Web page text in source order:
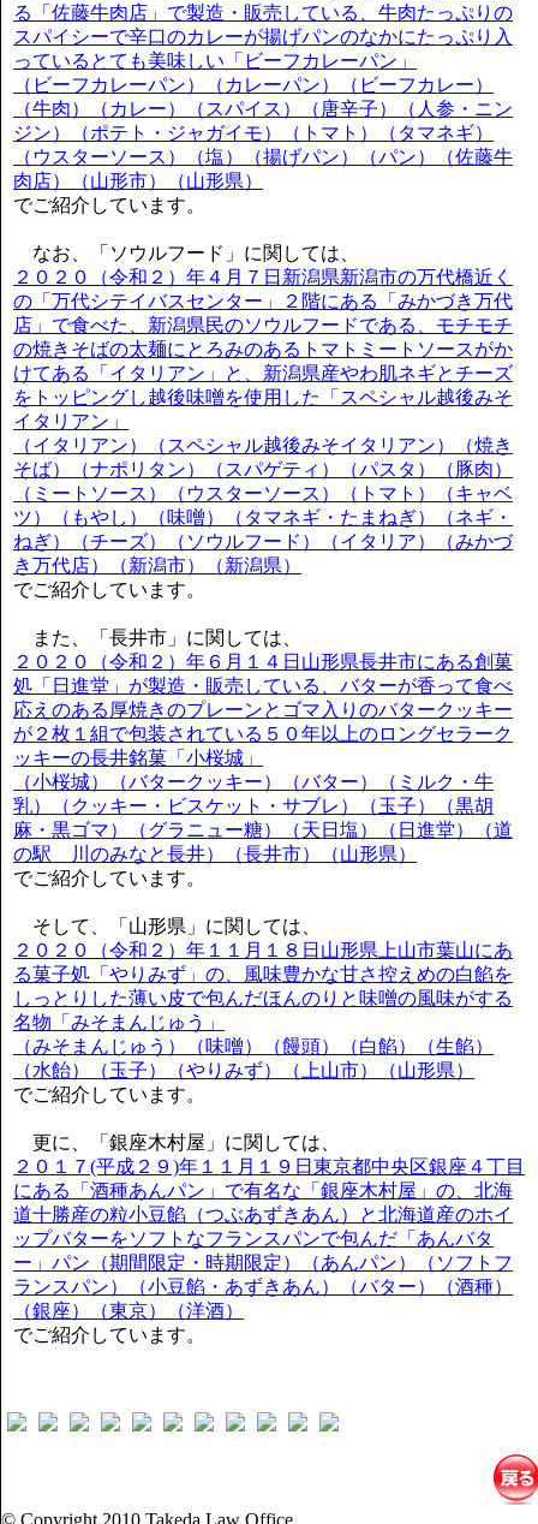
る「佐藤牛肉店」で製造・販売している、牛肉たっぷりの
スパイシーで辛口のカレーが揚げパンのなかにたっぷり入
っているとても美味しい「ビーフカレーパン」
（ビーフカレーパン）（カレーパン）（ビーフカレー）
（牛肉）（カレー）（スパイス）（唐辛子）（人参・ニン
ジン）（ポテト・ジャガイモ）（トマト）（タマネギ）
（ウスターソース）（塩）（揚げパン）（パン）（佐藤牛
肉店）（山形市）（山形県）
でご紹介しています。
なお、「ソウルフード」に関しては、
２０２０（令和２）年４月７日新潟県新潟市の万代橋近く
の「万代シテイバスセンター」２階にある「みかづき万代
店」で食べた、新潟県民のソウルフードである、モチモチ
の焼きそばの太麺にとろみのあるトマトミートソースがか
けてある「イタリアン」と、新潟県産やわ肌ネギとチーズ
をトッピングし越後味噌を使用した「スペシャル越後みそ
イタリアン」
（イタリアン）（スペシャル越後みそイタリアン）（焼き
そば）（ナポリタン）（スパゲティ）（パスタ）（豚肉）
（ミートソース）（ウスターソース）（トマト）（キャベ
ツ）（もやし）（味噌）（タマネギ・たまねぎ）（ネギ・
ねぎ）（チーズ）（ソウルフード）（イタリア）（みかづ
き万代店）（新潟市）（新潟県）
でご紹介しています。
また、「長井市」に関しては、
２０２０（令和２）年６月１４日山形県長井市にある創菓
処「日進堂」が製造・販売している、バターが香って食べ
応えのある厚焼きのプレーンとゴマ入りのバタークッキー
が２枚１組で包装されている５０年以上のロングセラーク
ッキーの長井銘菓「小桜城」
（小桜城）（バタークッキー）（バター）（ミルク・牛
乳）（クッキー・ビスケット・サブレ）（玉子）（黒胡
麻・黒ゴマ）（グラニュー糖）（天日塩）（日進堂）（道
の駅 川のみなと長井）（長井市）（山形県）
でご紹介しています。
そして、「山形県」に関しては、
２０２０（令和２）年１１月１８日山形県上山市葉山にあ
る菓子処「やりみず」の、風味豊かな甘さ控えめの白餡を
しっとりした薄い皮で包んだほんのりと味噌の風味がする
名物「みそまんじゅう」
（みそまんじゅう）（味噌）（饅頭）（白餡）（生餡）
（水飴）（玉子）（やりみず）（上山市）（山形県）
でご紹介しています。
更に、「銀座木村屋」に関しては、
２０１７(平成２９)年１１月１９日東京都中央区銀座４丁目
にある「酒種あんパン」で有名な「銀座木村屋」の、北海
道十勝産の粒小豆餡（つぶあずきあん）と北海道産のホイ
ップバターをソフトなフランスパンで包んだ「あんバタ
ー」パン（期間限定・時期限定）（あんパン）（ソフトフ
ランスパン）（小豆餡・あずきあん）（バター）（酒種）
（銀座）（東京）（洋酒）
でご紹介しています。
© Copyright 2010 Takeda Law Office